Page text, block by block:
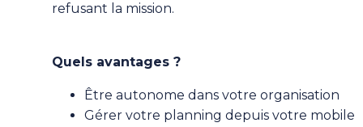
refusant la mission.
Quels avantages ?
Être autonome dans votre organisation
Gérer votre planning depuis votre mobile